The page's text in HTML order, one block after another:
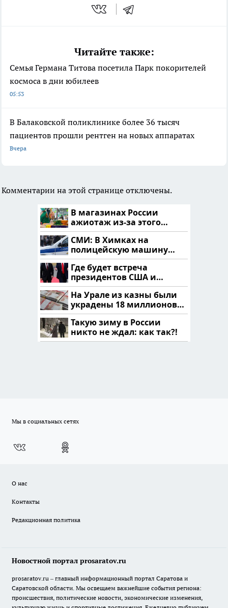
Читайте также:
Семья Германа Титова посетила Парк покорителей
космоса в дни юбилеев
05:53
В Балаковской поликлинике более 36 тысяч
пациентов прошли рентген на новых аппаратах
Вчера
Комментарии на этой странице отключены.
В магазинах России
ажиотаж из-за этого
продукта: что купить?
СМИ: В Химках на
полицейскую машину
напали и подожгли.
Где будет встреча
президентов США и
России: Европа?
На Урале из казны были
украдены 18 миллионов
рублей
Такую зиму в России
никто не ждал: как так?!
Мы в социальных сетях
О нас
Контакты
Редакционная политика
Новостной портал prosaratov.ru
prosaratov.ru – главный информационный портал Саратова и
Саратовской области. Мы освещаем важнейшие события региона:
происшествия, политические новости, экономические изменения,